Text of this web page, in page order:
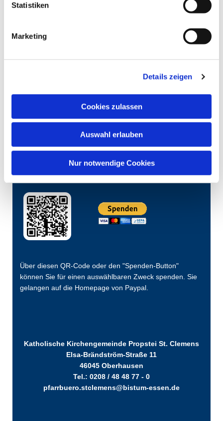
Statistiken
Marketing
Details zeigen
Cookies zulassen
Auswahl erlauben
Nur notwendige Cookies
Über diesen QR-Code oder den "Spenden-Button"
können Sie für einen auswählbaren Zweck spenden. Sie
gelangen auf die Homepage von Paypal.
Katholische Kirchengemeinde Propstei St. Clemens
Elsa-Brändström-Straße 11
46045 Oberhausen
Tel.: 0208 / 48 48 77 - 0
pfarrbuero.stclemens@bistum-essen.de